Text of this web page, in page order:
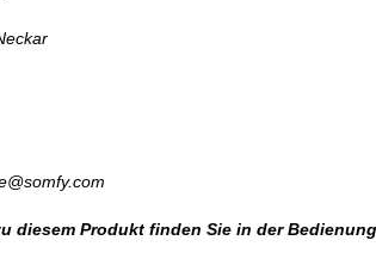
diesem Produkt finden Sie in der